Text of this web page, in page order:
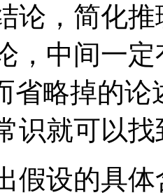
论，简化
，中间一
省略掉的
识就可以
设的具体